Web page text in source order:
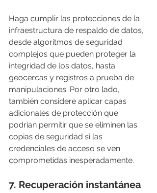
Haga cumplir las protecciones de la
infraestructura de respaldo de datos,
desde algoritmos de seguridad
complejos que pueden proteger la
integridad de los datos, hasta
geocercas y registros a prueba de
manipulaciones. Por otro lado,
también considere aplicar capas
adicionales de protección que
podrían permitir que se eliminen las
copias de seguridad si las
credenciales de acceso se ven
comprometidas inesperadamente.
7. Recuperación instantánea